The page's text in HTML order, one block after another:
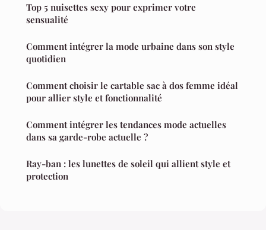
Top 5 nuisettes sexy pour exprimer votre
sensualité
Comment intégrer la mode urbaine dans son style
quotidien
Comment choisir le cartable sac à dos femme idéal
pour allier style et fonctionnalité
Comment intégrer les tendances mode actuelles
dans sa garde-robe actuelle ?
Ray-ban : les lunettes de soleil qui allient style et
protection